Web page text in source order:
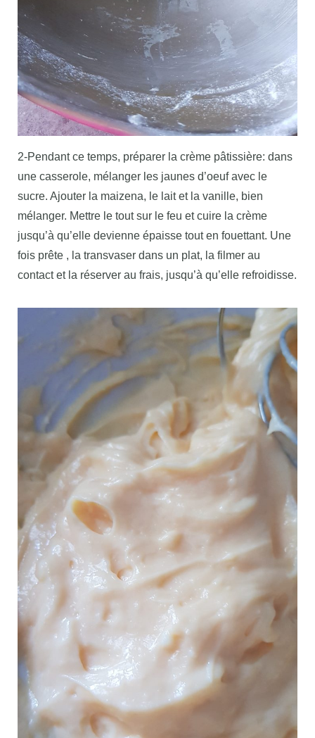
2-Pendant ce temps, préparer la crème pâtissière: dans
une casserole, mélanger les jaunes d’oeuf avec le
sucre. Ajouter la maizena, le lait et la vanille, bien
mélanger. Mettre le tout sur le feu et cuire la crème
jusqu’à qu’elle devienne épaisse tout en fouettant. Une
fois prête , la transvaser dans un plat, la filmer au
contact et la réserver au frais, jusqu’à qu’elle refroidisse.